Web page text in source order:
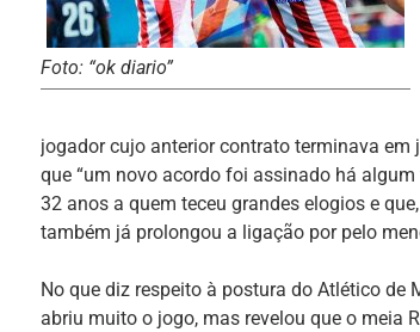
Foto: “ok diario”
jogador cujo anterior contrato terminava em
que “um novo acordo foi assinado há
32 anos a quem teceu grandes elogios e
também já prolongou a ligação por pelo
No que diz respeito à postura do Atlético de
abriu muito o jogo, mas revelou que o meia